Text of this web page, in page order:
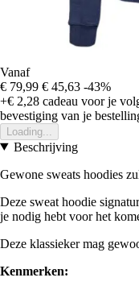
Vanaf
€ 79,99 € 45,63 -43%
+€ 2,28 cadeau voor je
bevestiging van je
Loading...
Beschrijving
Gewone sweats hoodies
Deze sweat hoodie
je nodig hebt voor het
Deze klassieker mag
Kenmerken: